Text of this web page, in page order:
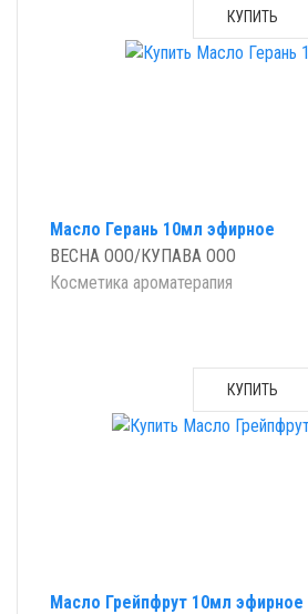
КУПИТЬ
Масло Герань 10мл эфирное
ВЕСНА ООО/КУПАВА ООО
Косметика ароматерапия
КУПИТЬ
Масло Грейпфрут 10мл эфирное